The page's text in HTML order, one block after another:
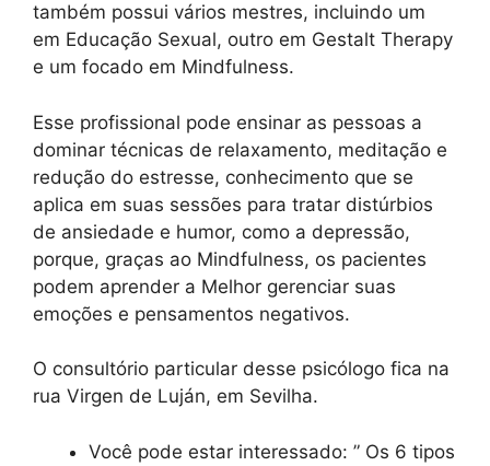
também possui vários mestres, incluindo um
em Educação Sexual, outro em Gestalt Therapy
e um focado em Mindfulness.
Esse profissional pode ensinar as pessoas a
dominar técnicas de relaxamento, meditação e
redução do estresse, conhecimento que se
aplica em suas sessões para tratar distúrbios
de ansiedade e humor, como a depressão,
porque, graças ao Mindfulness, os pacientes
podem aprender a Melhor gerenciar suas
emoções e pensamentos negativos.
O consultório particular desse psicólogo fica na
rua Virgen de Luján, em Sevilha.
Você pode estar interessado: ” Os 6 tipos